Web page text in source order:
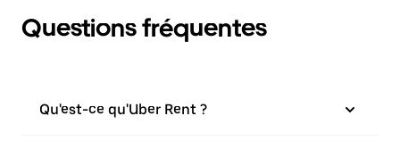
Questions fréquentes
Qu'est-ce qu'Uber Rent ?